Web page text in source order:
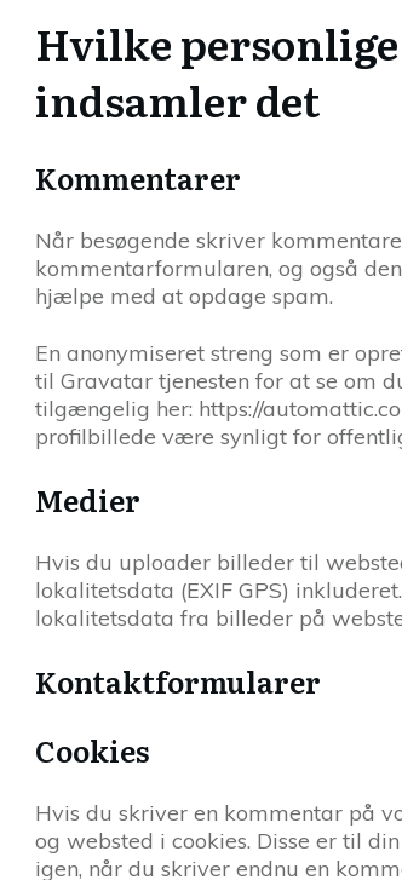
Hvilke
indsamler det
Kommentarer
Når besøgende skriver
kommentarformularen, og også
hjælpe med at opdage spam.
En anonymiseret streng som er
til Gravatar tjenesten for at se om
tilgængelig her: https://
profilbillede være synligt for
Medier
Hvis du uploader billeder til
lokalitetsdata (EXIF GPS)
lokalitetsdata fra billeder på
Kontaktformularer
Cookies
Hvis du skriver en kommentar på
og websted i cookies. Disse er til
igen, når du skriver endnu en